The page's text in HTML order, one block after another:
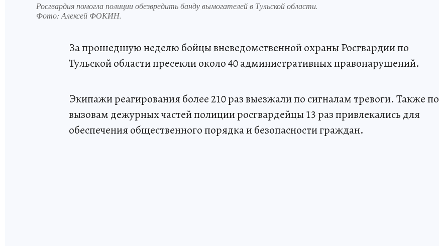
Росгвардия помогла полиции обезвредить банду вымогателей в Тульской области.
Фото:Алексей ФОКИН.
За прошедшую неделю бойцы вневедомственной охраны Росгвардии по
Тульской области пресекли около 40 административных правонарушений.
Экипажи реагирования более 210 раз выезжали по сигналам тревоги. Также по
вызовам дежурных частей полиции росгвардейцы 13 раз привлекались для
обеспечения общественного порядка и безопасности граждан.